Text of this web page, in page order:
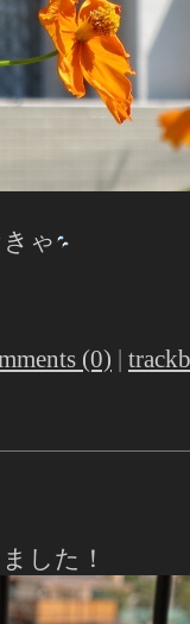
ゃ
(0)
した！